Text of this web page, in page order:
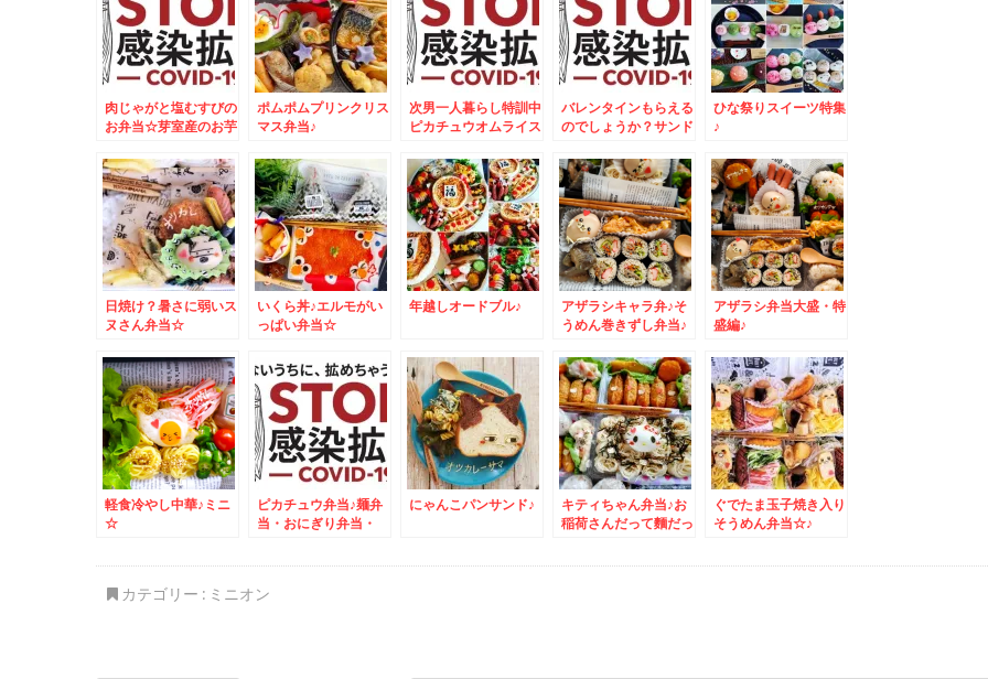
肉じゃがと塩むすびの
お弁当☆芽室産のお芋
～＾＾
ポムポムプリンクリス
マス弁当♪
次男一人暮らし特訓中
ピカチュウオムライス
バレンタインもらえる
のでしょうか？サンド
ひな祭りスイーツ特集
♪
日焼け？暑さに弱いス
ヌさん弁当☆
いくら丼♪エルモがい
っぱい弁当☆
年越しオードブル♪
アザラシキャラ弁♪そ
うめん巻きずし弁当♪
アザラシ弁当大盛・特
盛編♪
軽食冷やし中華♪ミニ
☆
ピカチュウ弁当♪麺弁
当・おにぎり弁当・
にゃんこパンサンド♪
キティちゃん弁当♪お
稲荷さんだって麵だっ
ぐでたま玉子焼き入り
そうめん弁当☆♪
カテゴリー : ミニオン